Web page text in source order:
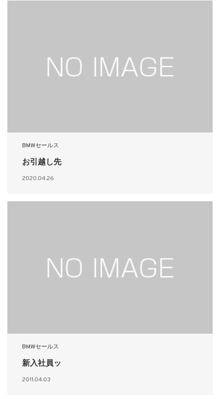
BMWセールス
お引越し先
2020.04.26
BMWセールス
新入社員ッ
2011.04.03